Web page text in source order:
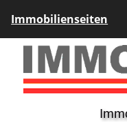
Immobilienseiten